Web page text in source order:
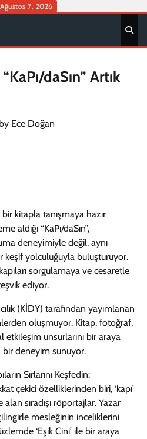
7, 2026
daSın” Artık
by Ece Doğan
kitapla tanışmaya hazır
aldığı “KaPı/daSın”,
deneyimiyle değil, aynı
keşif yolculuğuyla buluşturuyor.
sorgulamaya ve cesaretle
ediyor.
(KİDY) tarafından yayımlanan
oluşmuyor. Kitap, fotoğraf,
etkileşim unsurlarını bir araya
bir deneyim sunuyor.
Sırlarını Keşfedin:
çekici özelliklerinden biri, ‘kapı’
sıradışı röportajlar. Yazar
mesleğinin inceliklerini
‘Eşik Cini’ ile bir araya